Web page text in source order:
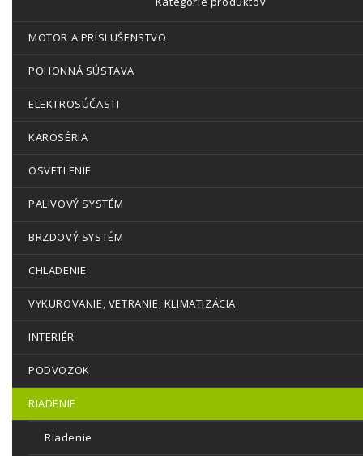
MOTOR A PRÍSLUŠENSTVO
POHONNÁ SÚSTAVA
ELEKTROSÚČASTI
KAROSÉRIA
OSVETLENIE
PALIVOVÝ SYSTÉM
BRZDOVÝ SYSTÉM
CHLADENIE
VYKUROVANIE, VETRANIE, KLIMATIZÁCIA
INTERIÉR
PODVOZOK
RIADENIE
Riadenie